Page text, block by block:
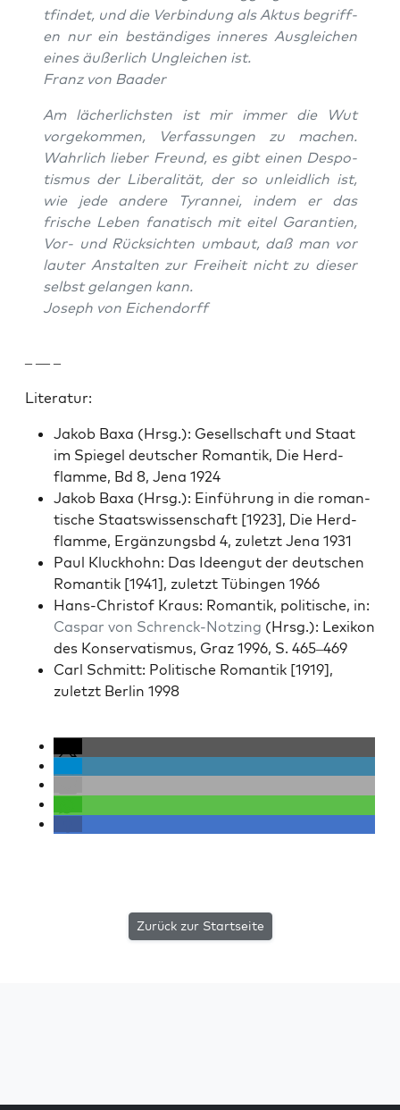
tfind­et, und die Verbindung als Aktus begrif­f­
en nur ein beständi­ges inneres Aus­gle­ichen
eines äußer­lich Ungle­ichen ist.
Franz von Baad­er
Am lächer­lich­sten ist mir immer die Wut
vorgekom­men, Ver­fas­sun­gen zu machen.
Wahrlich lieber Fre­und, es gibt einen Despo­
tismus der Lib­er­al­ität, der so unlei­dlich ist,
wie jede andere Tyran­nei, indem er das
frische Leben fanatisch mit eit­el Garantien,
Vor- und Rück­sicht­en umbaut, daß man vor
lauter Anstal­ten zur Frei­heit nicht zu dieser
selb­st gelan­gen kann.
Joseph von Eichen­dorff
– — –
Lit­er­atur:
Jakob Baxa (Hrsg.): Gesellschaft und Staat
im Spiegel deutsch­er Roman­tik, Die Herd­
flamme, Bd 8, Jena 1924
Jakob Baxa (Hrsg.): Ein­führung in die roman­
tis­che Staatswis­senschaft [1923], Die Herd­
flamme, Ergänzungs­bd 4, zulet­zt Jena 1931
Paul Kluck­hohn: Das Ideengut der deutschen
Roman­tik [1941], zulet­zt Tübin­gen 1966
Hans-Christof Kraus: Roman­tik, poli­tis­che, in:
Cas­par von Schrenck-Notz­ing (Hrsg.): Lexikon
des Kon­ser­vatismus, Graz 1996, S. 465–469
Carl Schmitt: Poli­tis­che Roman­tik [1919],
zulet­zt Berlin 1998
Zurück zur Startseite